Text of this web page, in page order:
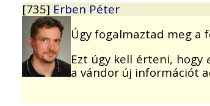
[735] Erben Péter
Úgy fogalmaztad meg a
Ezt úgy kell érteni, hogy
a vándor új információt